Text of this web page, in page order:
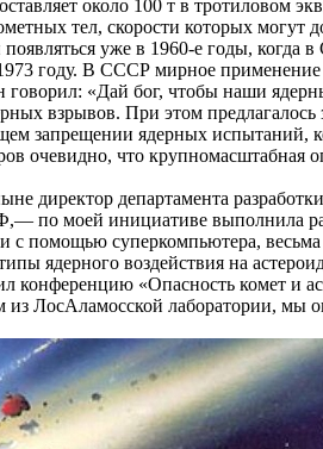
около 100 т в тротиловом
тел, скорости которых могут
появляться уже в 1960-е годы,
году. В СССР мирное применение
«Дай бог, чтобы наши
взрывов. При этом
запрещении ядерных испытаний,
очевидно, что крупномасштабная
департамента
моей инициативе выполнила
с помощью суперкомпьютера,
ядерного воздействия на
«Опасность комет и
ЛосАламосской лаборатории, мы